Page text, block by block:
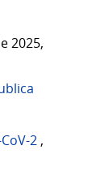
2025,
2 ,